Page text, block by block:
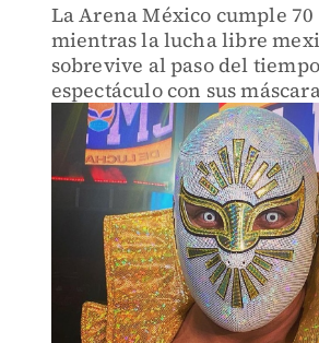
La Arena México cumple 70
mientras la lucha libre
sobrevive al paso del
espectáculo con sus
rivalidades y memoria